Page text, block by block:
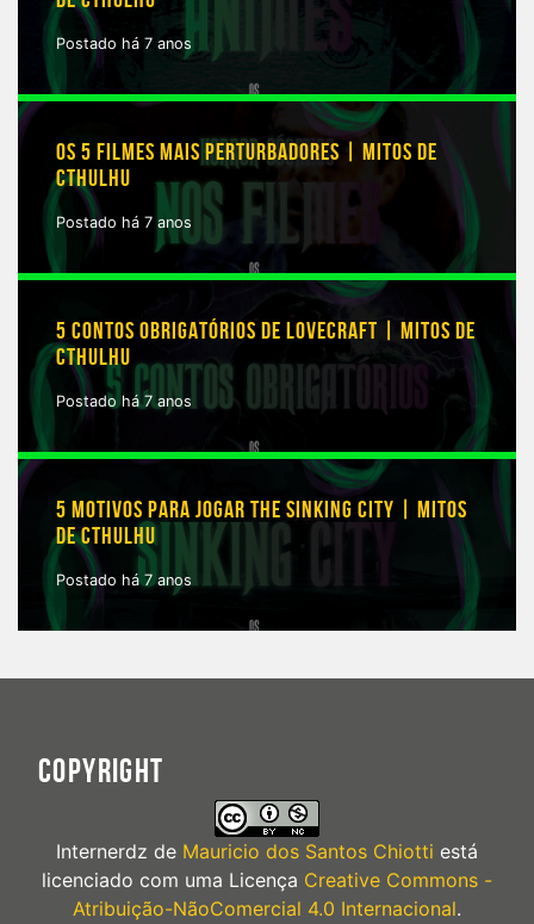
Postado há 7 anos
OS 5 FILMES MAIS PERTURBADORES | MITOS DE
CTHULHU
Postado há 7 anos
5 CONTOS OBRIGATÓRIOS DE LOVECRAFT | MITOS DE
CTHULHU
Postado há 7 anos
5 MOTIVOS PARA JOGAR THE SINKING CITY | MITOS
DE CTHULHU
Postado há 7 anos
COPYRIGHT
Internerdz de Mauricio dos Santos Chiotti está
licenciado com uma Licença Creative Commons -
Atribuição-NãoComercial 4.0 Internacional.